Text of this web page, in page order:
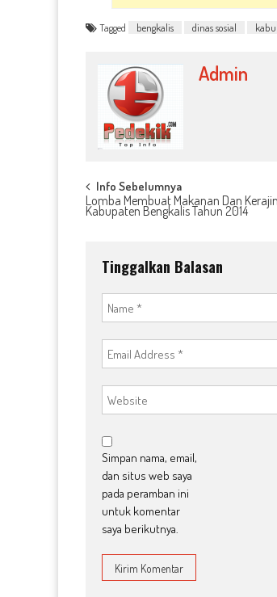
Tagged bengkalis dinas sosial
Admin
Post
navigation
Info Sebelumnya
Lomba Membuat Makanan Dan
Kabupaten Bengkalis Tahun 2014
Tinggalkan Balasan
Simpan nama, email,
dan situs web saya
pada peramban ini
untuk komentar
saya berikutnya.